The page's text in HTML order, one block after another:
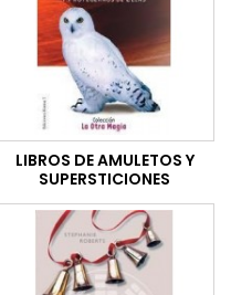
LIBROS DE AMULETOS Y
SUPERSTICIONES